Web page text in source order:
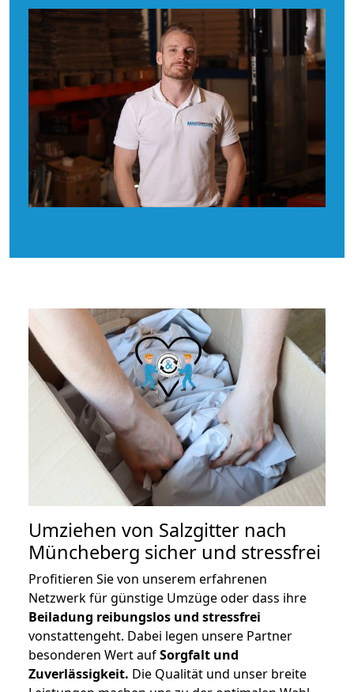
Umziehen von Salzgitter nach
Müncheberg sicher und stressfrei
Profitieren Sie von unserem erfahrenen
Netzwerk für günstige Umzüge oder dass ihre
Beiladung reibungslos und stressfrei
vonstattengeht. Dabei legen unsere Partner
besonderen Wert aufSorgfalt und
Zuverlässigkeit. Die Qualität und unser breite